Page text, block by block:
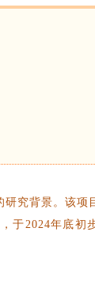
究背景。该项
于2024年底初